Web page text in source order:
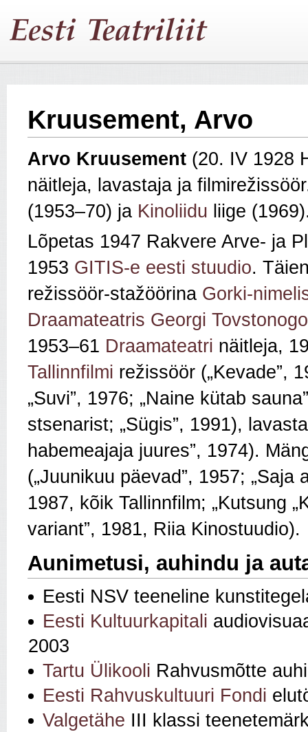
Kruusement, Arvo
Arvo Kruusement (20. IV 1928
näitleja, lavastaja ja
(1953–70) ja Kinoliidu liige
Lõpetas 1947 Rakvere Arve- ja
1953 GITIS-e eesti stuudio.
režissöör-stažöörina Gorki-
Draamateatris Georgi
1953–61 Draamateatri näitleja,
Tallinnfilmi režissöör („Kevade”,
„Suvi”, 1976; „Naine kütab
stsenarist; „Sügis”, 1991),
habemeajaja juures”, 1974).
(„Juunikuu päevad”, 1957; „Saja
1987, kõik Tallinnfilm; „Kutsung
variant”, 1981, Riia Kinostuudio).
Aunimetusi, auhindu ja
Eesti NSV teeneline
Eesti Kultuurkapitali
2003
Tartu Ülikooli Rahvusmõtte
Eesti Rahvuskultuuri Fondi
Valgetähe III klassi